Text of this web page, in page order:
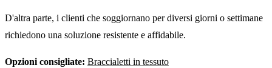
D'altra parte, i clienti che soggiornano per diversi giorni o settimane
richiedono una soluzione resistente e affidabile.
Opzioni consigliate: Braccialetti in tessuto